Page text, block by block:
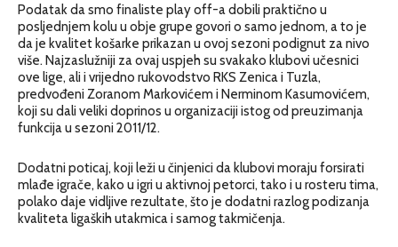
Podatak da smo finaliste play off-a dobili praktično u
posljednjem kolu u obje grupe govori o samo jednom, a to je
da je kvalitet košarke prikazan u ovoj sezoni podignut za nivo
više. Najzaslužniji za ovaj uspjeh su svakako klubovi učesnici
ove lige, ali i vrijedno rukovodstvo RKS Zenica i Tuzla,
predvođeni Zoranom Markovićem i Nerminom Kasumovićem,
koji su dali veliki doprinos u organizaciji istog od preuzimanja
funkcija u sezoni 2011/12.
Dodatni poticaj, koji leži u činjenici da klubovi moraju forsirati
mlađe igrače, kako u igri u aktivnoj petorci, tako i u rosteru tima,
polako daje vidljive rezultate, što je dodatni razlog podizanja
kvaliteta ligaških utakmica i samog takmičenja.